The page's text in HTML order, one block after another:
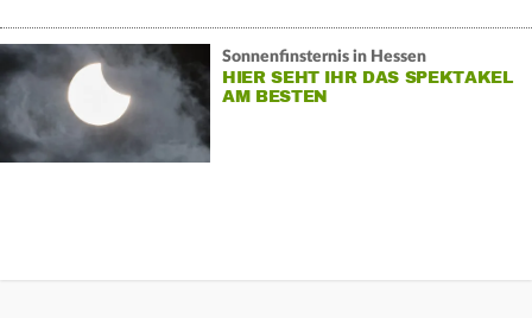
Sonnenfinsternis in Hessen
HIER SEHT IHR DAS SPEKTAKEL
AM BESTEN